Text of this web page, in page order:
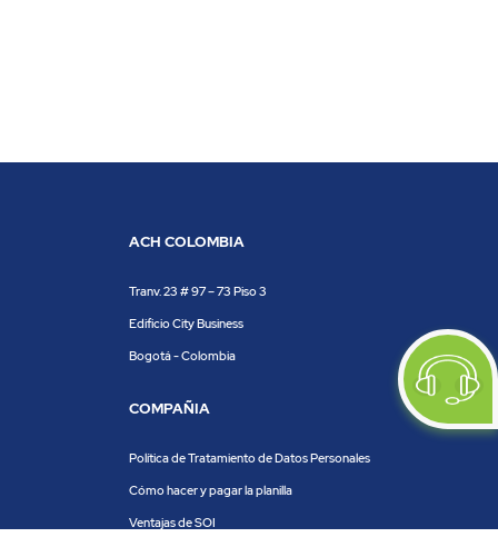
ACH COLOMBIA
Tranv. 23 # 97 – 73 Piso 3
Edificio City Business
Bogotá - Colombia
COMPAÑIA
Política de Tratamiento de Datos Personales
Cómo hacer y pagar la planilla
Ventajas de SOI